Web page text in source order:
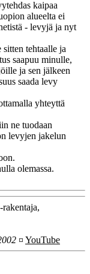
kaipaa
alueelta ei
- levyjä ja nyt
tehtaalle ja
saapuu minulle,
ja sen jälkeen
saada levy
yhteyttä
ne tuodaan
levyjen jakelun
olemassa.
¤ YouTube